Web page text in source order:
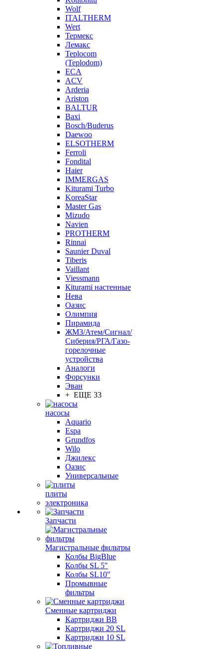
Wolf
ITALTHERM
Wert
Термекс
Лемакс
Teplocom
(Teplodom)
ECA
ACV
Arderia
Ariston
BALTUR
Baxi
Bosch/Buderus
Daewoo
ELSOTHERM
Ferroli
Fondital
Haier
IMMERGAS
Kiturami Turbo
KoreaStar
Master Gas
Mizudo
Navien
PROTHERM
Rinnai
Saunier Duval
Tiberis
Vaillant
Viessmann
Кiturami настенные
Нева
Оазис
Олимпия
Пирамида
ЖМЗ/Атем/Сигнал/
Сиберия/РГА/Газо-
горелочные
устройства
Aналоги
Форсунки
Эван
+ ЕЩЕ 33
насосы
Aquario
Espa
Grundfos
Wilo
Джилекс
Оазис
Универсальные
плиты
электроника
Запчасти
Магистральные фильтры
Колбы BigBlue
Колбы SL 5"
Колбы SL10"
Промывные
фильтры
Сменные картриджи
Картриджи BB
Картриджи 20 SL
Картриджи 10 SL